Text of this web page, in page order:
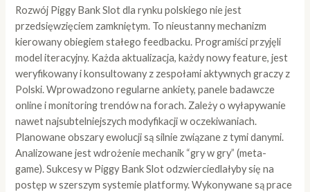
Rozwój Piggy Bank Slot dla rynku polskiego nie jest
przedsięwzięciem zamkniętym. To nieustanny mechanizm
kierowany obiegiem stałego feedbacku. Programiści przyjęli
model iteracyjny. Każda aktualizacja, każdy nowy feature, jest
weryfikowany i konsultowany z zespołami aktywnych graczy z
Polski. Wprowadzono regularne ankiety, panele badawcze
online i monitoring trendów na forach. Zależy o wyłapywanie
nawet najsubtelniejszych modyfikacji w oczekiwaniach.
Planowane obszary ewolucji są silnie związane z tymi danymi.
Analizowane jest wdrożenie mechanik “gry w gry” (meta-
game). Sukcesy w Piggy Bank Slot odzwierciedlałyby się na
postęp w szerszym systemie platformy. Wykonywane są prace